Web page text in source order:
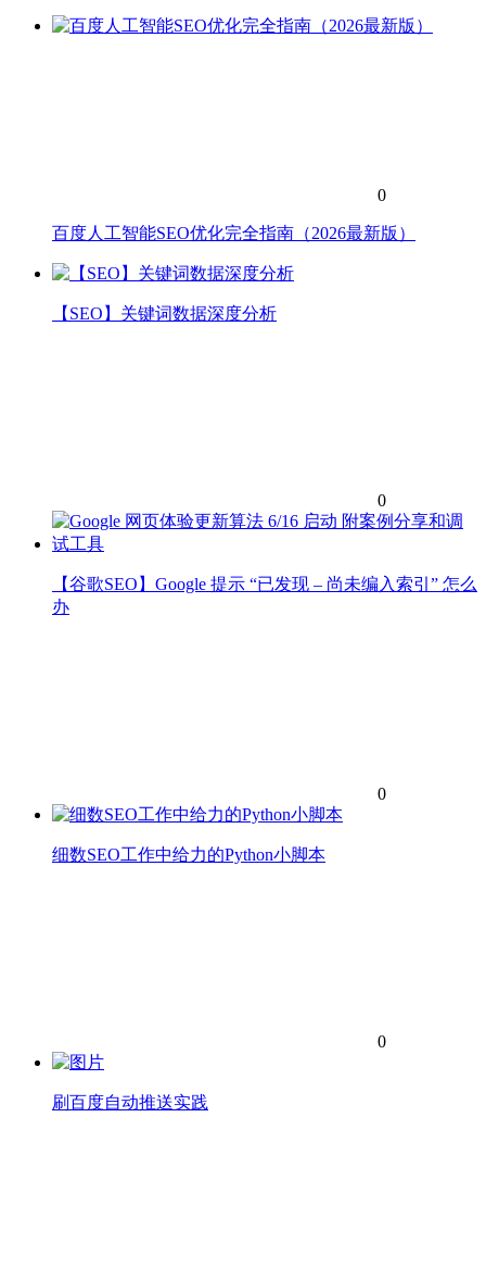
0
百度人工智能SEO优化完全指南（2026最新版）
【SEO】关键词数据深度分析
0
【谷歌SEO】Google 提示 “已发现 – 尚未编入索引” 怎么
办
0
细数SEO工作中给力的Python小脚本
0
刷百度自动推送实践